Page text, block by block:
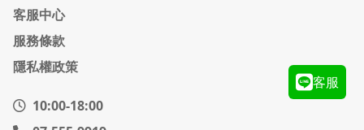
客服
客服中心
服務條款
隱私權政策
10:00-18:00